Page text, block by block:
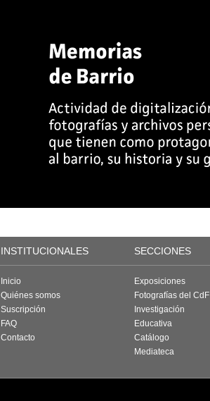
INSTITUCIONALES SECCIONES
Inicio
Quiénes somos
Suscripción
FAQ
Contacto
Exposiciones
Fotografías del CdF
Investigación
Educativa
Catálogo
Mediateca